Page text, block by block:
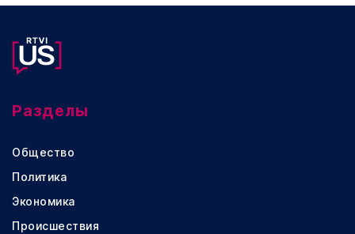
Разделы
Общество
Политика
Экономика
Происшествия